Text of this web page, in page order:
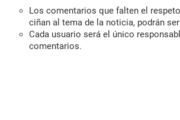
Los comentarios que falten el
ciñan al tema de la noticia, podrán
Cada usuario será el único
comentarios.